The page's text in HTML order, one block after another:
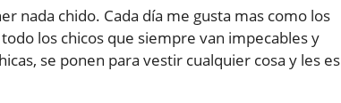
nada chido. Cada día me gusta mas como los
los chicos que siempre van impecables y
se ponen para vestir cualquier cosa y les es